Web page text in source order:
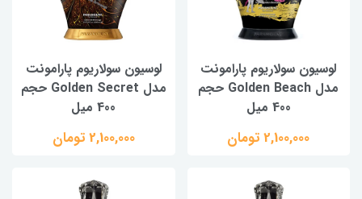
لوسیون سولاریوم پارامونت
مدل Golden Beach حجم
400 میل
2,100,000 تومان
لوسیون سولاریوم پارامونت
مدل Golden Secret حجم
400 میل
2,100,000 تومان